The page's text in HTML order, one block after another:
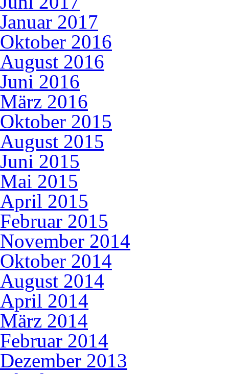
Januar 2017
Oktober 2016
August 2016
Juni 2016
März 2016
Oktober 2015
August 2015
Juni 2015
Mai 2015
April 2015
Februar 2015
November 2014
Oktober 2014
August 2014
April 2014
März 2014
Februar 2014
Dezember 2013